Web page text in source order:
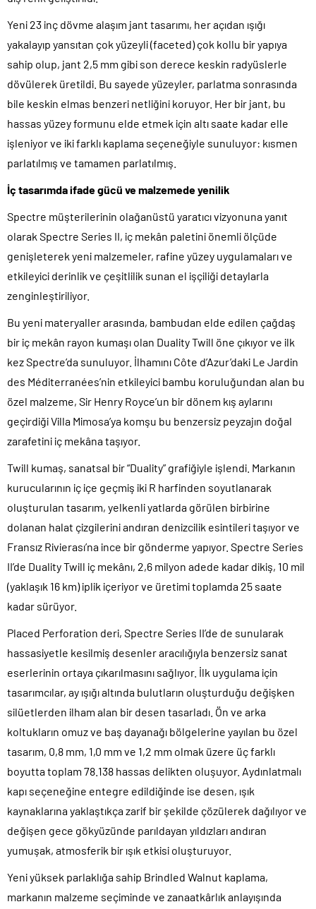
Yeni 23 inç dövme alaşım jant tasarımı, her açıdan ışığı
yakalayıp yansıtan çok yüzeyli (faceted) çok kollu bir yapıya
sahip olup, jant 2,5 mm gibi son derece keskin radyüslerle
dövülerek üretildi. Bu sayede yüzeyler, parlatma sonrasında
bile keskin elmas benzeri netliğini koruyor. Her bir jant, bu
hassas yüzey formunu elde etmek için altı saate kadar elle
işleniyor ve iki farklı kaplama seçeneğiyle sunuluyor: kısmen
parlatılmış ve tamamen parlatılmış.
İç tasarımda ifade gücü ve malzemede yenilik
Spectre müşterilerinin olağanüstü yaratıcı vizyonuna yanıt
olarak Spectre Series II, iç mekân paletini önemli ölçüde
genişleterek yeni malzemeler, rafine yüzey uygulamaları ve
etkileyici derinlik ve çeşitlilik sunan el işçiliği detaylarla
zenginleştiriliyor.
Bu yeni materyaller arasında, bambudan elde edilen çağdaş
bir iç mekân rayon kumaşı olan Duality Twill öne çıkıyor ve ilk
kez Spectre’da sunuluyor. İlhamını Côte d’Azur’daki Le Jardin
des Méditerranées’nin etkileyici bambu koruluğundan alan bu
özel malzeme, Sir Henry Royce’un bir dönem kış aylarını
geçirdiği Villa Mimosa’ya komşu bu benzersiz peyzajın doğal
zarafetini iç mekâna taşıyor.
Twill kumaş, sanatsal bir “Duality” grafiğiyle işlendi. Markanın
kurucularının iç içe geçmiş iki R harfinden soyutlanarak
oluşturulan tasarım, yelkenli yatlarda görülen birbirine
dolanan halat çizgilerini andıran denizcilik esintileri taşıyor ve
Fransız Rivierası’na ince bir gönderme yapıyor. Spectre Series
II’de Duality Twill iç mekânı, 2,6 milyon adede kadar dikiş, 10 mil
(yaklaşık 16 km) iplik içeriyor ve üretimi toplamda 25 saate
kadar sürüyor.
Placed Perforation deri, Spectre Series II’de de sunularak
hassasiyetle kesilmiş desenler aracılığıyla benzersiz sanat
eserlerinin ortaya çıkarılmasını sağlıyor. İlk uygulama için
tasarımcılar, ay ışığı altında bulutların oluşturduğu değişken
silüetlerden ilham alan bir desen tasarladı. Ön ve arka
koltukların omuz ve baş dayanağı bölgelerine yayılan bu özel
tasarım, 0,8 mm, 1,0 mm ve 1,2 mm olmak üzere üç farklı
boyutta toplam 78.138 hassas delikten oluşuyor. Aydınlatmalı
kapı seçeneğine entegre edildiğinde ise desen, ışık
kaynaklarına yaklaştıkça zarif bir şekilde çözülerek dağılıyor ve
değişen gece gökyüzünde parıldayan yıldızları andıran
yumuşak, atmosferik bir ışık etkisi oluşturuyor.
Yeni yüksek parlaklığa sahip Brindled Walnut kaplama,
markanın malzeme seçiminde ve zanaatkârlık anlayışında